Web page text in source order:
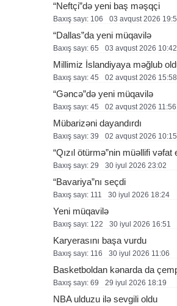
“Neftçi”də yeni baş məşqçi
Baxış sayı: 106 03 avqust 2026
“Dallas”da yeni müqavilə
Baxış sayı: 65 03 avqust 2026 10:42
Millimiz İslandiyaya məğlub
Baxış sayı: 45 02 avqust 2026 15:58
“Gəncə”də yeni müqavilə
Baxış sayı: 45 02 avqust 2026 11:56
Mübarizəni dayandırdı
Baxış sayı: 39 02 avqust 2026 10:15
“Qızıl ötürmə”nin müəllifi vəfat
Baxış sayı: 29 30 i̇yul 2026 23:02
“Bavariya”nı seçdi
Baxış sayı: 111 30 i̇yul 2026 18:24
Yeni müqavilə
Baxış sayı: 122 30 i̇yul 2026 16:51
Karyerasını başa vurdu
Baxış sayı: 116 30 i̇yul 2026 11:06
Basketboldan kənarda da
Baxış sayı: 69 29 i̇yul 2026 18:19
NBA ulduzu ilə sevgili oldu